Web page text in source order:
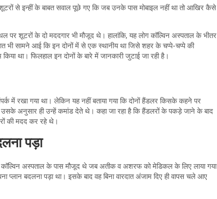
से इन्हीं के बाबत सवाल पूछे गए कि जब उनके पास मोबाइल नहीं था तो आखिर कैसे
पर शूटरों के दो मददगार भी मौजूद थे। हालांकि, यह लोग कॉल्विन अस्पताल के भीतर
भी सामने आई कि इन दोनों में से एक स्थानीय था जिसे शहर के चप्पे-चप्पे की
था। फिलहाल इन दाेनों के बारे में जानकारी जुटाई जा रही है।
में रखा गया था। लेकिन यह नहीं बताया गया कि दोनों हैंडलर किसके कहने पर
अनुसार ही उन्हें कमांड देते थे। कहा जा रहा है कि हैंडलरों के पकड़े जाने के बाद
की मदद कर रहे थे।
पड़ा
अस्पताल के पास मौजूद थे जब अतीक व अशरफ को मेडिकल के लिए लाया गया
प्लान बदलना पड़ा था। इसके बाद वह बिना वारदात अंजाम दिए ही वापस चले आए